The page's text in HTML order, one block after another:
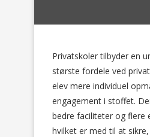
Privatskoler tilbyder en
største fordele ved
elev mere individuel
engagement i stoffet.
bedre faciliteter og flere
hvilket er med til at